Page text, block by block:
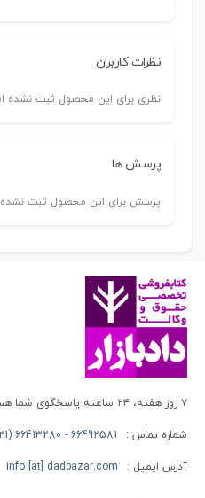
عدد
نظرات کاربران
نظری برای این محصول ثبت نشده
پرسش ها
پرسش برای این محصول ثبت نشده
۷ روز هفته، ۲۴ ساعته پاسخگوی شما هستیم
شماره تماس : 66492581 - 66413280 (021)
آدرس ایمیل : info [at] dadbazar.com